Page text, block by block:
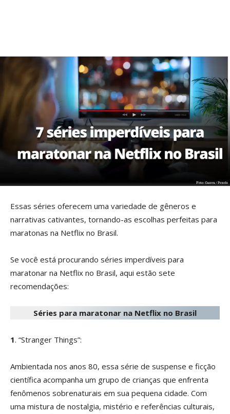
Essas séries oferecem uma variedade de gêneros e
narrativas cativantes, tornando-as escolhas perfeitas para
maratonas na Netflix no Brasil.
Se você está procurando séries imperdíveis para
maratonar na Netflix no Brasil, aqui estão sete
recomendações:
Séries para maratonar na Netflix no Brasil
1. “Stranger Things”:
Ambientada nos anos 80, essa série de suspense e ficção
científica acompanha um grupo de crianças que enfrenta
fenômenos sobrenaturais em sua pequena cidade. Com
uma mistura de nostalgia, mistério e referências culturais,